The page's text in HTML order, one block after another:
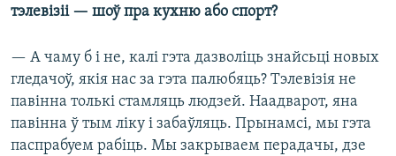
тэлевізіі — шоў пра кухню або спорт?
— А чаму б і не, калі гэта дазволіць знайсьці новых
гледачоў, якія нас за гэта палюбяць? Тэлевізія не
павінна толькі стамляць людзей. Наадварот, яна
павінна ў тым ліку і забаўляць. Прынамсі, мы гэта
паспрабуем рабіць. Мы закрываем перадачы, дзе